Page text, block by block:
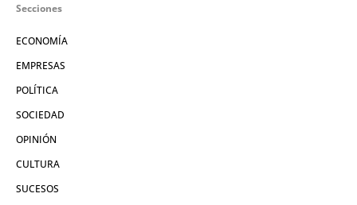
Secciones
ECONOMÍA
EMPRESAS
POLÍTICA
SOCIEDAD
OPINIÓN
CULTURA
SUCESOS